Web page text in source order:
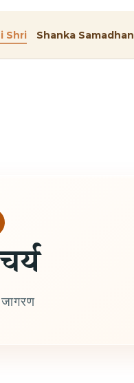
Shri Shanka Samadhan